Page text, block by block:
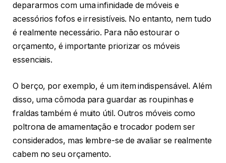
depararmos com uma infinidade de móveis e
acessórios fofos e irresistíveis. No entanto, nem tudo
é realmente necessário. Para não estourar o
orçamento, é importante priorizar os móveis
essenciais.
O berço, por exemplo, é um item indispensável. Além
disso, uma cômoda para guardar as roupinhas e
fraldas também é muito útil. Outros móveis como
poltrona de amamentação e trocador podem ser
considerados, mas lembre-se de avaliar se realmente
cabem no seu orçamento.